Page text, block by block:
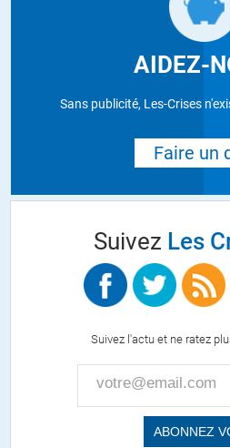
AIDEZ-
Sans publicité, Les-Crises
Faire un
Suivez Les
Suivez l'actu et ne ratez